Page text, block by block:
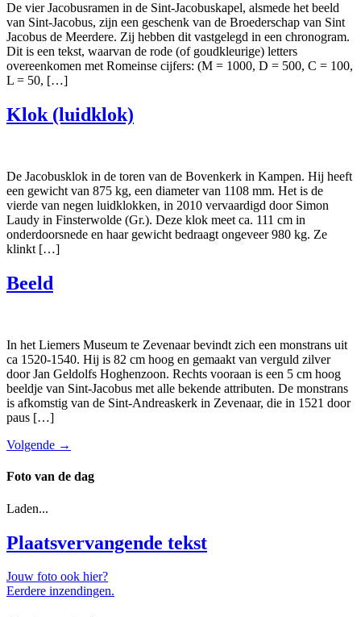
De vier Jacobusramen in de Sint-Jacobuskapel, alsmede het beeld
van Sint-Jacobus, zijn een geschenk van de Broederschap van Sint
Jacobus de Meerdere. Zij hebben dit vastgelegd in een chronogram.
Dit is een tekst, waarvan de rode (of goudkleurige) letters
overeenkomen met Romeinse cijfers: (M = 1000, D = 500, C = 100,
L = 50, […]
Klok (luidklok)
De Jacobusklok in de toren van de Bovenkerk in Kampen. Hij heeft
een gewicht van 875 kg, een diameter van 1108 mm. Het is de
vierde van negen luidklokken, in 2010 vervaardigd door Simon
Laudy in Finsterwolde (Gr.). Deze klok meet ca. 111 cm in
onderdoorsnede en haar gewicht bedraagt ongeveer 980 kg. Ze
klinkt […]
Beeld
In het Liemers Museum te Zevenaar bevindt zich een monstrans uit
ca 1520-1540. Hij is 82 cm hoog en gemaakt van verguld zilver
door Jan Geldolfs Hoghenzoon. Rechts vooraan is een 5 cm hoog
beeldje van Sint-Jacobus met alle bekende attributen. De monstrans
is afkomstig van de Sint-Andreaskerk in Zevenaar, die in 1521 door
paus […]
Volgende →
Foto van de dag
Laden...
Plaatsvervangende tekst
Jouw foto ook hier?
Eerdere inzendingen.